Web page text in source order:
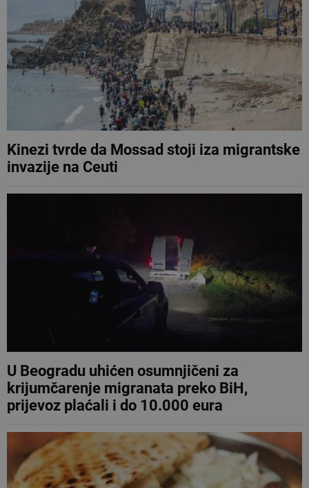
Kinezi tvrde da Mossad stoji iza migrantske
invazije na Ceuti
U Beogradu uhićen osumnjičeni za
krijumčarenje migranata preko BiH,
prijevoz plaćali i do 10.000 eura